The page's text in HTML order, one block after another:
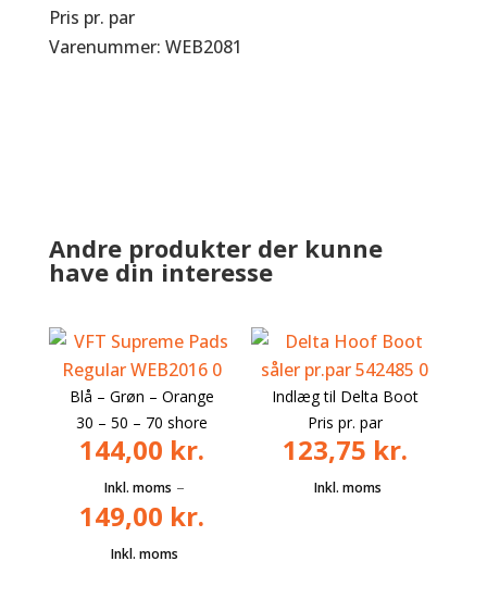
Pris pr. par
Varenummer: WEB2081
Andre produkter der kunne
have din interesse
Blå – Grøn – Orange
30 – 50 – 70 shore
144,00 kr.
–
149,00 kr.
Indlæg til Delta Boot
Pris pr. par
123,75 kr.